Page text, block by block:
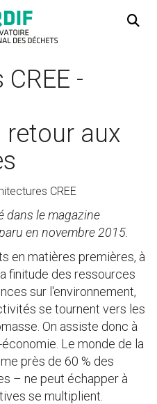
-
aux
CREE
dans le magazine
en novembre 2015.
en matières premières, à
finitude des ressources
sur l'environnement,
se tournent vers les
On assiste donc à
Le monde de la
près de 60 % des
– ne peut échapper à
se multiplient.